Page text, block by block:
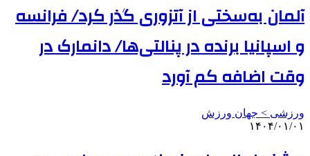
آلمان به‌سختی از آتزوری گذر کرد/ فرانسه
و اسپانیا برنده در پنالتی‌ها/ دانمارک در
وقت‌ اضافه کم آورد
ورزشی > جهان ورزش
۱۴۰۴/۰۱/۰۱